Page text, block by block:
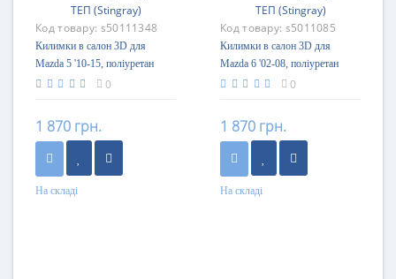
Код товару: s50111348
Килимки в салон 3D для
Mazda 5 '10-15, поліуретан
ТЕП (Stingray) 0
1 870 грн.
На складі
Код товару: s5011085
Килимки в салон 3D для
Mazda 6 '02-08, поліуретан
ТЕП (Stingray) 0
1 870 грн.
На складі